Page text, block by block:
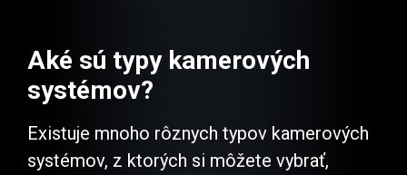
Aké sú typy kamerových
systémov?
Existuje mnoho rôznych typov kamerových
systémov, z ktorých si môžete vybrať,